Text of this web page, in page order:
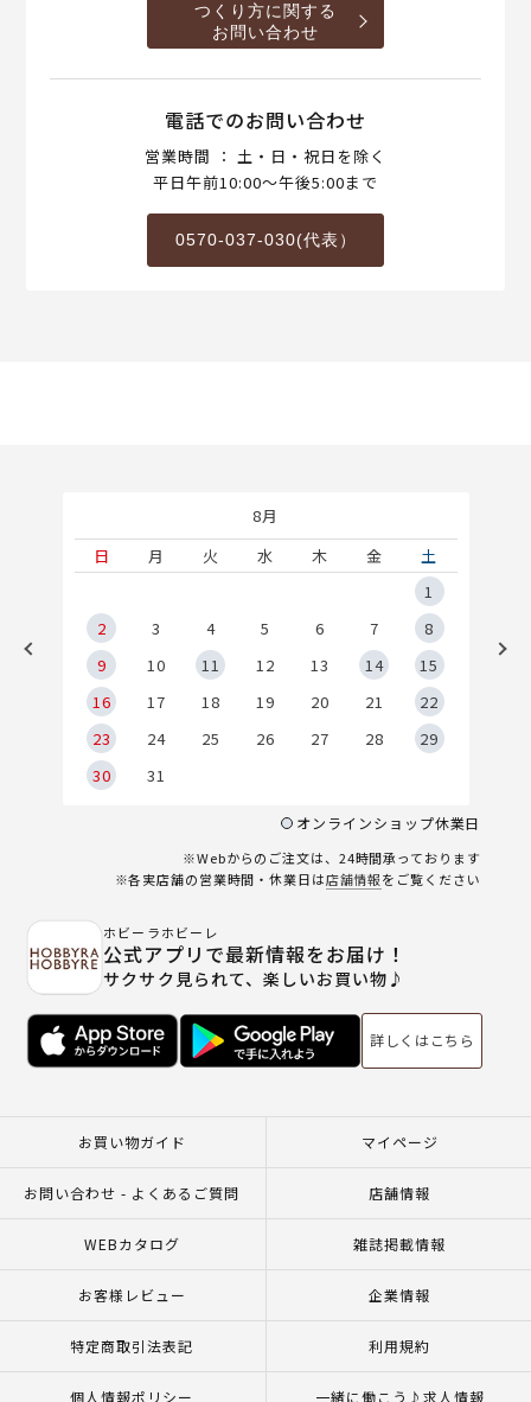
つくり方に関する
お問い合わせ
電話でのお問い合わせ
営業時間 ： 土・日・祝日を除く
平日午前10:00～午後5:00まで
0570-037-030(代表）
8月
日
月 火 水 木 金
土
1
2
3 4 5 6 7
8
9
10 11 12 13 14
15
16
17 18 19 20 21
22
23
24 25 26 27 28
29
30
31
オンラインショップ休業日
※Webからのご注文は、24時間承っております
※各実店舗の営業時間・休業日は店舗情報をご覧ください
ホビーラホビーレ
公式アプリで最新情報をお届け！
サクサク見られて、楽しいお買い物♪
詳しくはこちら
お買い物ガイド マイページ
お問い合わせ - よくあるご質問 店舗情報
WEBカタログ 雑誌掲載情報
お客様レビュー 企業情報
特定商取引法表記 利用規約
個人情報ポリシー 一緒に働こう♪求人情報